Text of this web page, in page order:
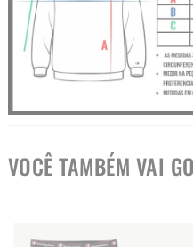
VOCÊ TAMBÉM VAI